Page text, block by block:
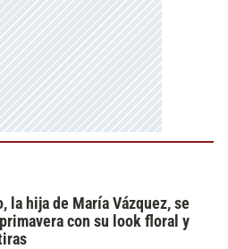
la hija de María Vázquez, se
con su look floral y